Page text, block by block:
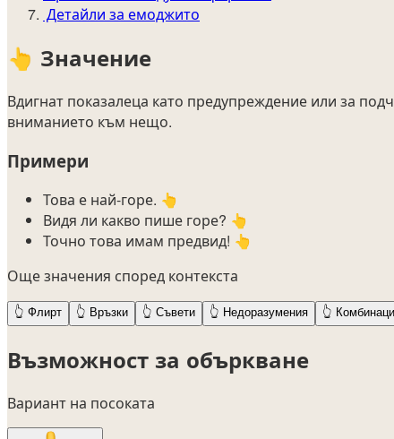
Детайли за емоджито
👆 Значение
Вдигнат показалеца като предупреждение или за
вниманието към нещо.
Примери
Това е най-горе. 👆
Видя ли какво пише горе? 👆
Точно това имам предвид! 👆
Още значения според контекста
👆 Флирт 👆 Връзки 👆 Съвети 👆 Недоразумения 👆
Възможност за объркване
Вариант на посоката